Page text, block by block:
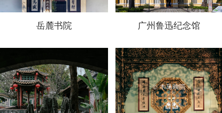
岳麓书院 广州鲁迅纪念馆